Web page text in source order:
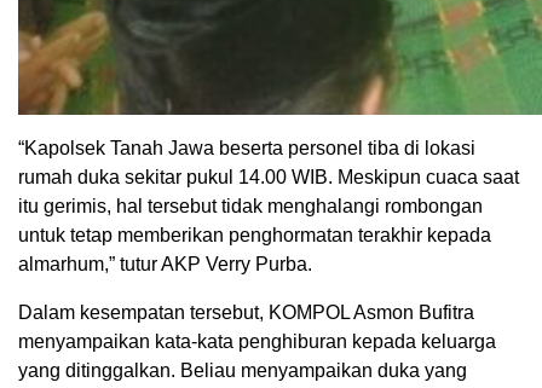
“Kapolsek Tanah Jawa beserta personel tiba di lokasi
rumah duka sekitar pukul 14.00 WIB. Meskipun cuaca saat
itu gerimis, hal tersebut tidak menghalangi rombongan
untuk tetap memberikan penghormatan terakhir kepada
almarhum,” tutur AKP Verry Purba.
Dalam kesempatan tersebut, KOMPOL Asmon Bufitra
menyampaikan kata-kata penghiburan kepada keluarga
yang ditinggalkan. Beliau menyampaikan duka yang